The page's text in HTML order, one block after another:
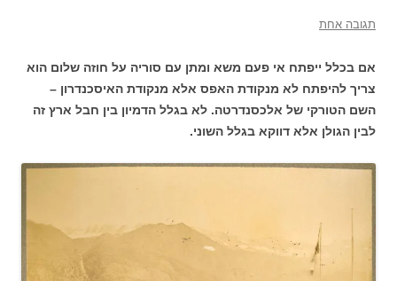
תגובה אחת
אם בכלל ייפתח אי פעם משא ומתן עם סוריה על חוזה שלום הוא
צריך להיפתח לא מנקודת האפס אלא מנקודת האיסכנדרון –
השם הטורקי של אלכסנדרטה. לא בגלל הדמיון בין חבל ארץ זה
לבין הגולן אלא דווקא בגלל השוני.